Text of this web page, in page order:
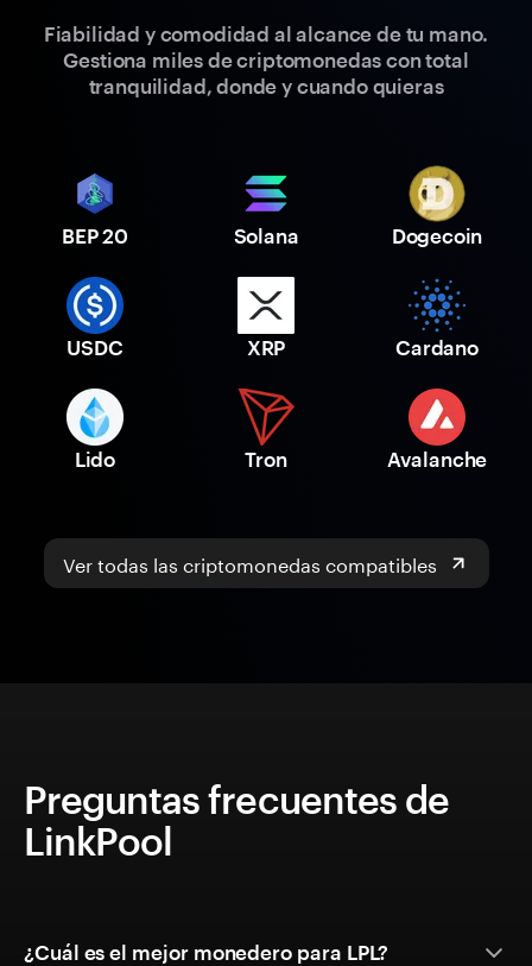
Fiabilidad y comodidad al alcance de tu mano.
Gestiona miles de criptomonedas con total
tranquilidad, donde y cuando quieras
BEP 20 Solana Dogecoin
USDC XRP Cardano
Lido Tron Avalanche
Ver todas las criptomonedas compatibles
Preguntas frecuentes de
LinkPool
¿Cuál es el mejor monedero para LPL?